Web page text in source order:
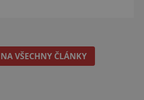
se mohou pochlubit
nejpůsobivější perlou
která se nachází v Chartres.
se
VŠECHNY ČLÁNKY